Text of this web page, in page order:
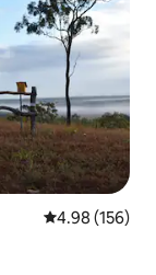
レビュー156
4.98 (156)